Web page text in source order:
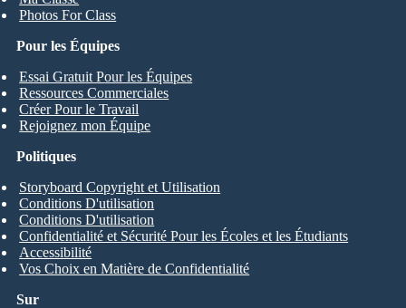
Photos For Class
Pour les Équipes
Essai Gratuit Pour les Équipes
Ressources Commerciales
Créer Pour le Travail
Rejoignez mon Équipe
Sur
Politiques
Storyboard Copyright et Utilisation
Conditions D'utilisation
Conditions D'utilisation
Confidentialité et Sécurité Pour les Écoles et les Étudiants
Accessibilité
Vos Choix en Matière de Confidentialité